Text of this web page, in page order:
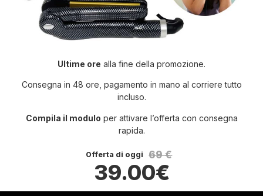
Ultime ore alla fine della promozione.
Consegna in 48 ore, pagamento in mano al corriere tutto
incluso.
Compila il modulo per attivare l’offerta con consegna
rapida.
Offerta di oggi 69 €
39.00€